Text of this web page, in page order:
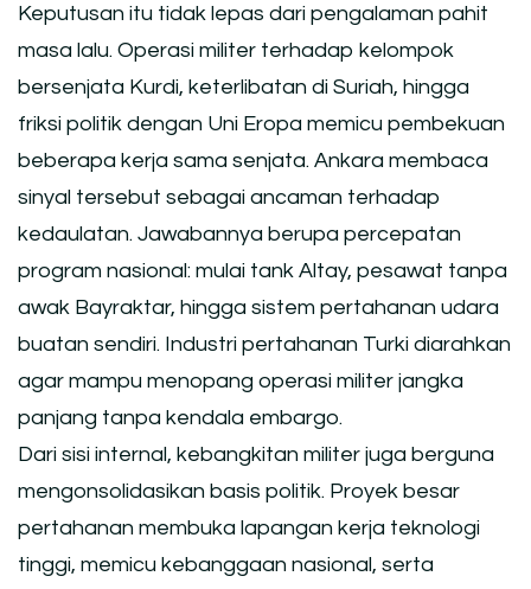
Keputusan itu tidak lepas dari pengalaman pahit
masa lalu. Operasi militer terhadap kelompok
bersenjata Kurdi, keterlibatan di Suriah, hingga
friksi politik dengan Uni Eropa memicu pembekuan
beberapa kerja sama senjata. Ankara membaca
sinyal tersebut sebagai ancaman terhadap
kedaulatan. Jawabannya berupa percepatan
program nasional: mulai tank Altay, pesawat tanpa
awak Bayraktar, hingga sistem pertahanan udara
buatan sendiri. Industri pertahanan Turki diarahkan
agar mampu menopang operasi militer jangka
panjang tanpa kendala embargo.
Dari sisi internal, kebangkitan militer juga berguna
mengonsolidasikan basis politik. Proyek besar
pertahanan membuka lapangan kerja teknologi
tinggi, memicu kebanggaan nasional, serta